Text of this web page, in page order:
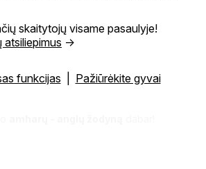
skaitytojų visame pasaulyje!
→
funkcijas Pažiūrėkite gyvai